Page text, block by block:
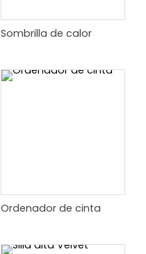
Sombrilla de calor
Ordenador de cinta